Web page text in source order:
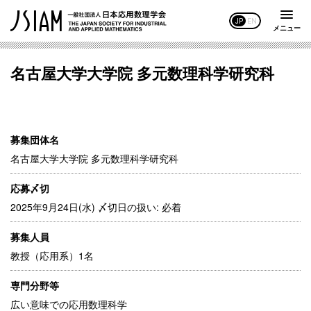
JP EN
メニュー
名古屋大学大学院 多元数理科学研究科
募集団体名
名古屋大学大学院 多元数理科学研究科
応募〆切
2025年9月24日(水) 〆切日の扱い: 必着
募集人員
教授（応用系）1名
専門分野等
広い意味での応用数理科学